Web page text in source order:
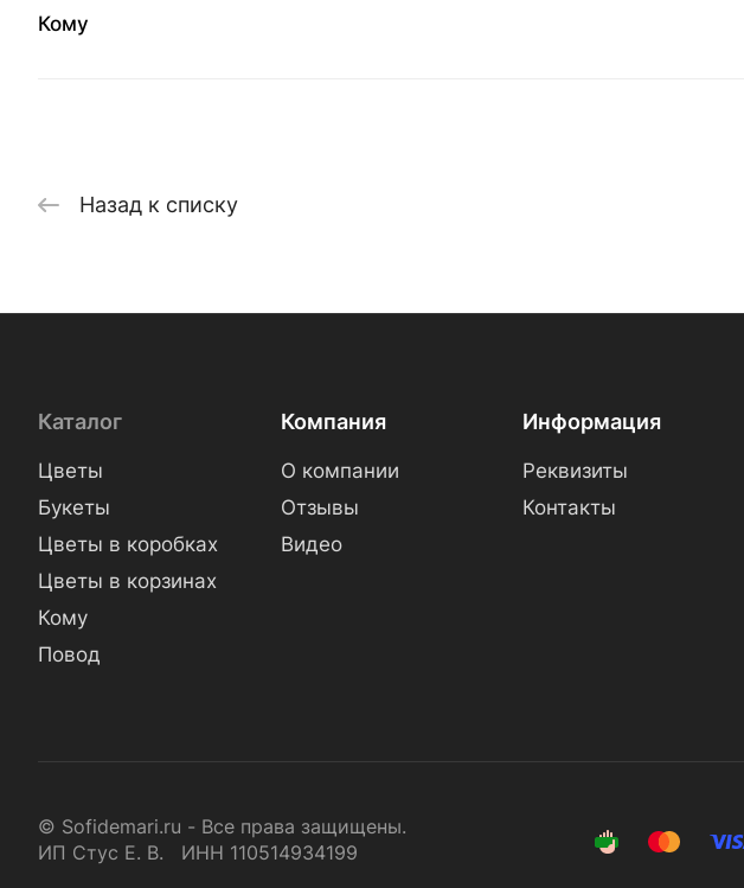
Кому
Назад к списку
Каталог
Цветы
Букеты
Цветы в коробках
Цветы в корзинах
Кому
Повод
Компания
О компании
Отзывы
Видео
Информация
Реквизиты
Контакты
© Sofidemari.ru - Все права защищены.
ИП Стус Е. В. ИНН 110514934199